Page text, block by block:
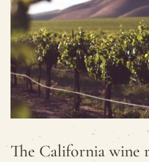
The California wine